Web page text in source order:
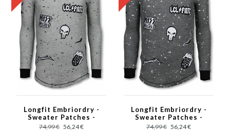
Longfit Embriordry -
Sweater Patches -
Rockstar - Grau
74,99 € 56,24 €
Longfit Embriordry -
Sweater Patches -
Rockstar - Anthrazit
74,99 € 56,24 €